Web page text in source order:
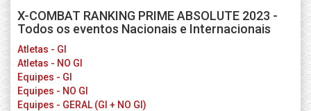
X-COMBAT RANKING PRIME ABSOLUTE 2023 -
Todos os eventos Nacionais e Internacionais
Atletas - GI
Atletas - NO GI
Equipes - GI
Equipes - NO GI
Equipes - GERAL (GI + NO GI)